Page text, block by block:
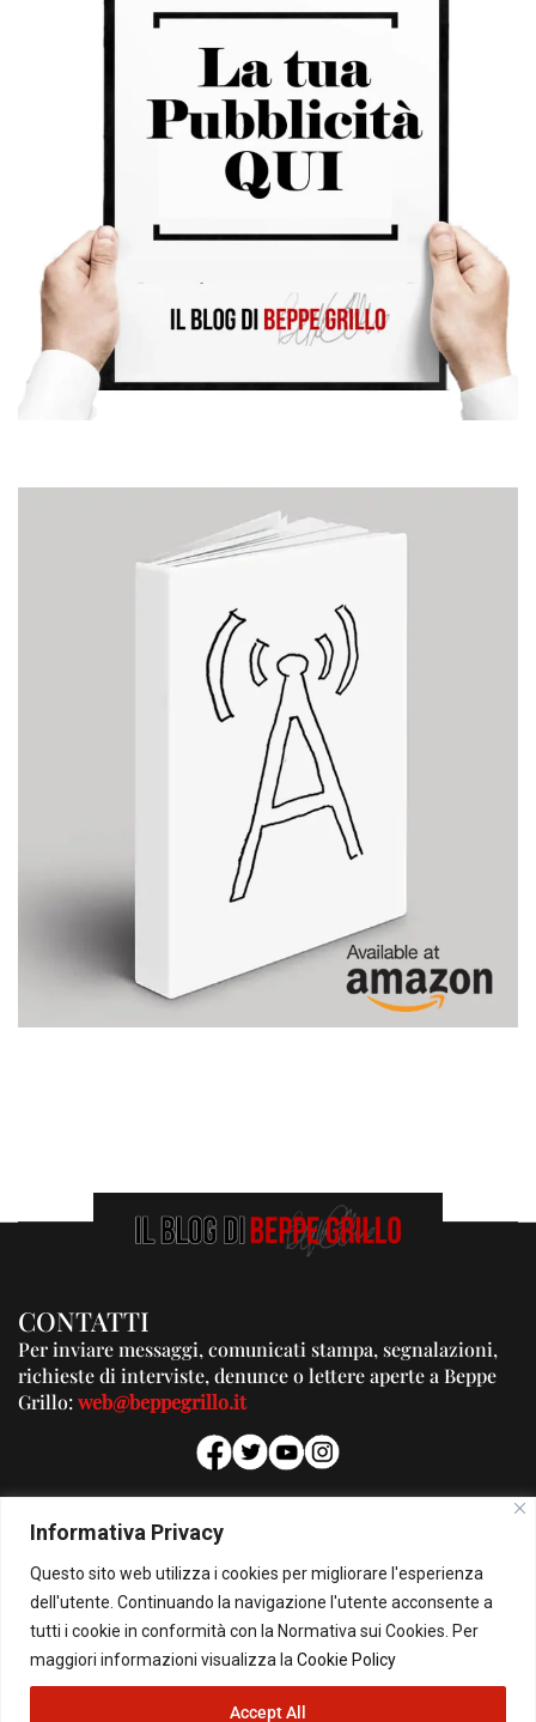
Informativa Privacy
Questo sito web utilizza i cookies per migliorare l'esperienza
dell'utente. Continuando la navigazione l'utente acconsente a
tutti i cookie in conformità con la Normativa sui Cookies. Per
maggiori informazioni visualizza la Cookie Policy
Accept All
CONTATTI
Per inviare messaggi, comunicati stampa, segnalazioni,
richieste di interviste, denunce o lettere aperte a Beppe
Grillo:web@beppegrillo.it
PUBBLICITA'
Per la tua pubblicità su questo Blog:
pubblicita@beppegrillo.it
© Copyright 2026 - Il Blog di Beppe Grillo. All Rights Reserved - Powered by